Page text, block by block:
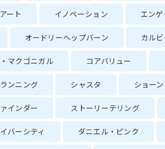
アート イノベーション エン
オードリーヘップバーン カル
マクゴニガル コアバリュー
ンニング シャスタ ショー
インダー ストーリーテリング
バーシティ ダニエル・ピンク